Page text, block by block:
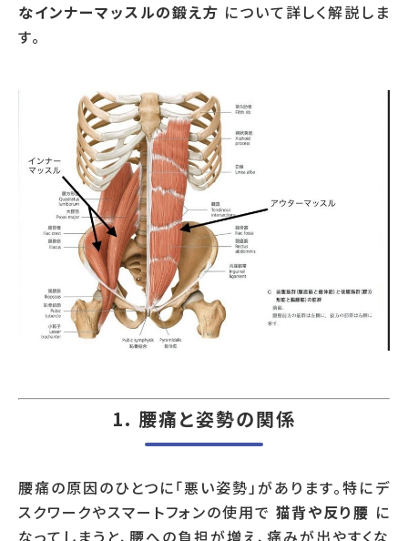
なインナーマッスルの鍛え方 について詳しく解説しま
す。
1. 腰痛と姿勢の関係
腰痛の原因のひとつに「悪い姿勢」があります。特にデ
スクワークやスマートフォンの使用で 猫背や反り腰 に